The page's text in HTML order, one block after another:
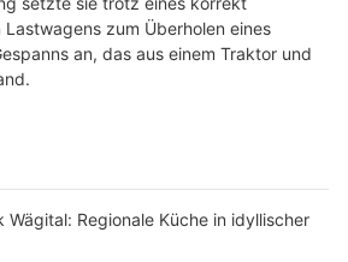
zum Überholen eines
an, das aus einem Traktor und